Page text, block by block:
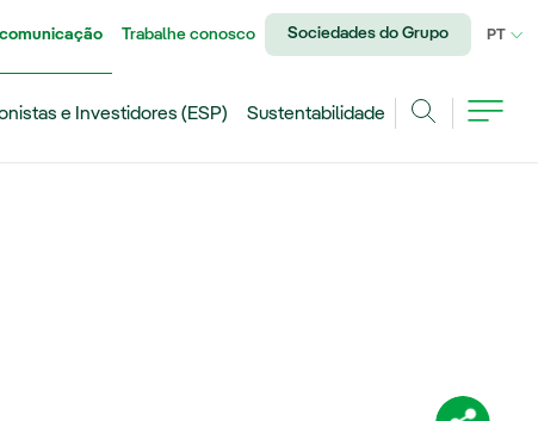
Trabalhe conosco Sociedades do Grupo PT
e Investidores (ESP)
Sustentabilidade